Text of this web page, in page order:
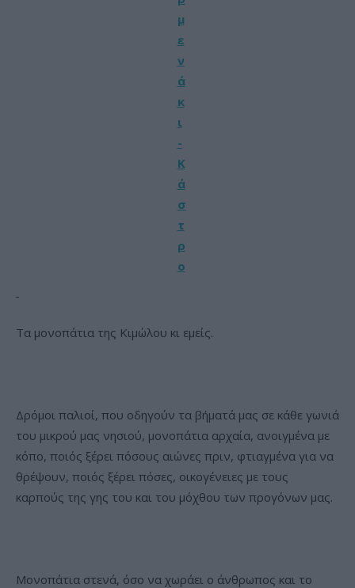
Τα μονοπάτια της Κιμώλου κι εμείς.
Δρόμοι παλιοί, που οδηγούν τα βήματά μας σε κάθε γωνιά
του μικρού μας νησιού, μονοπάτια αρχαία, ανοιγμένα με
κόπο, ποιός ξέρει πόσους αιώνες πριν, φτιαγμένα για να
θρέψουν, ποιός ξέρει πόσες, οικογένειες με τους
καρπούς της γης του και του μόχθου των προγόνων μας.
Μονοπάτια στενά, όσο να χωράει ο άνθρωπος και το